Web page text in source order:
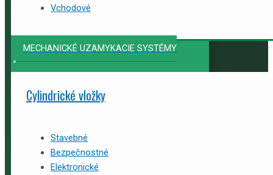
Vchodové
MECHANICKÉ UZAMYKACIE SYSTÉMY
Cylindrické vložky
Stavebné
Bezpečnostné
Elektronické